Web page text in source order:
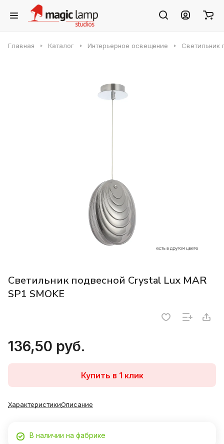
Главная Каталог Интерьерное освещение Светильник
Светильник подвесной Crystal Lux MAR
SP1 SMOKE
136,50 руб.
Купить в 1 клик
ХарактеристикиОписание
В наличии на фабрике